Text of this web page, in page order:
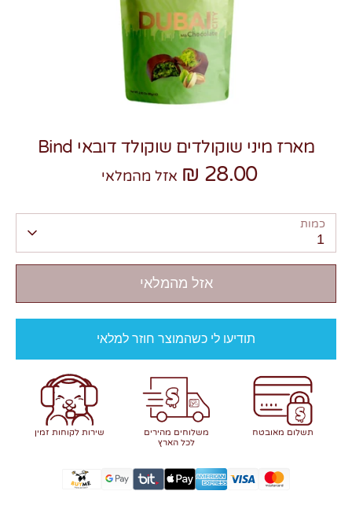
מארז מיני שוקולדים שוקולד דובאי Bind
28.00 ₪ אזל מהמלאי
כמות
1
אזל מהמלאי
תודיעו לי כשהמוצר חוזר למלאי
תשלום מאובטח
משלוחים מהירים
לכל הארץ
שירות לקוחות זמין